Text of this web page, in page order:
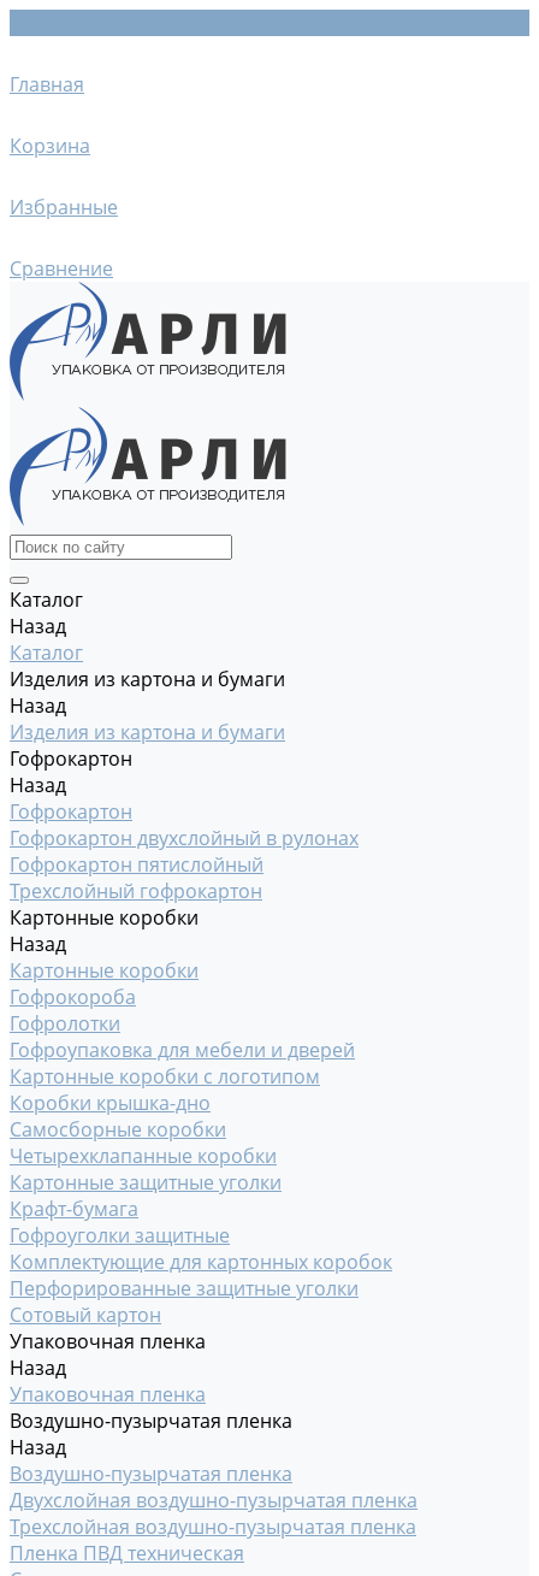
Главная
Корзина
Избранные
Сравнение
Каталог
Назад
Каталог
Изделия из картона и бумаги
Назад
Изделия из картона и бумаги
Гофрокартон
Назад
Гофрокартон
Гофрокартон двухслойный в рулонах
Гофрокартон пятислойный
Трехслойный гофрокартон
Картонные коробки
Назад
Картонные коробки
Гофрокороба
Гофролотки
Гофроупаковка для мебели и дверей
Картонные коробки с логотипом
Коробки крышка-дно
Самосборные коробки
Четырехклапанные коробки
Картонные защитные уголки
Крафт-бумага
Гофроуголки защитные
Комплектующие для картонных коробок
Перфорированные защитные уголки
Сотовый картон
Упаковочная пленка
Назад
Упаковочная пленка
Воздушно-пузырчатая пленка
Назад
Воздушно-пузырчатая пленка
Двухслойная воздушно-пузырчатая пленка
Трехслойная воздушно-пузырчатая пленка
Пленка ПВД техническая